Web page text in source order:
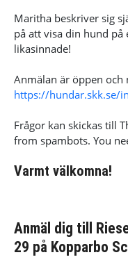
Maritha beskriver sig
på att visa din hund
likasinnade!
Anmälan är öppen och
https://hundar.skk.se/
Frågor kan skickas till
from spambots. You
Varmt välkomna!
Anmäl dig till
29 på Kopparbo